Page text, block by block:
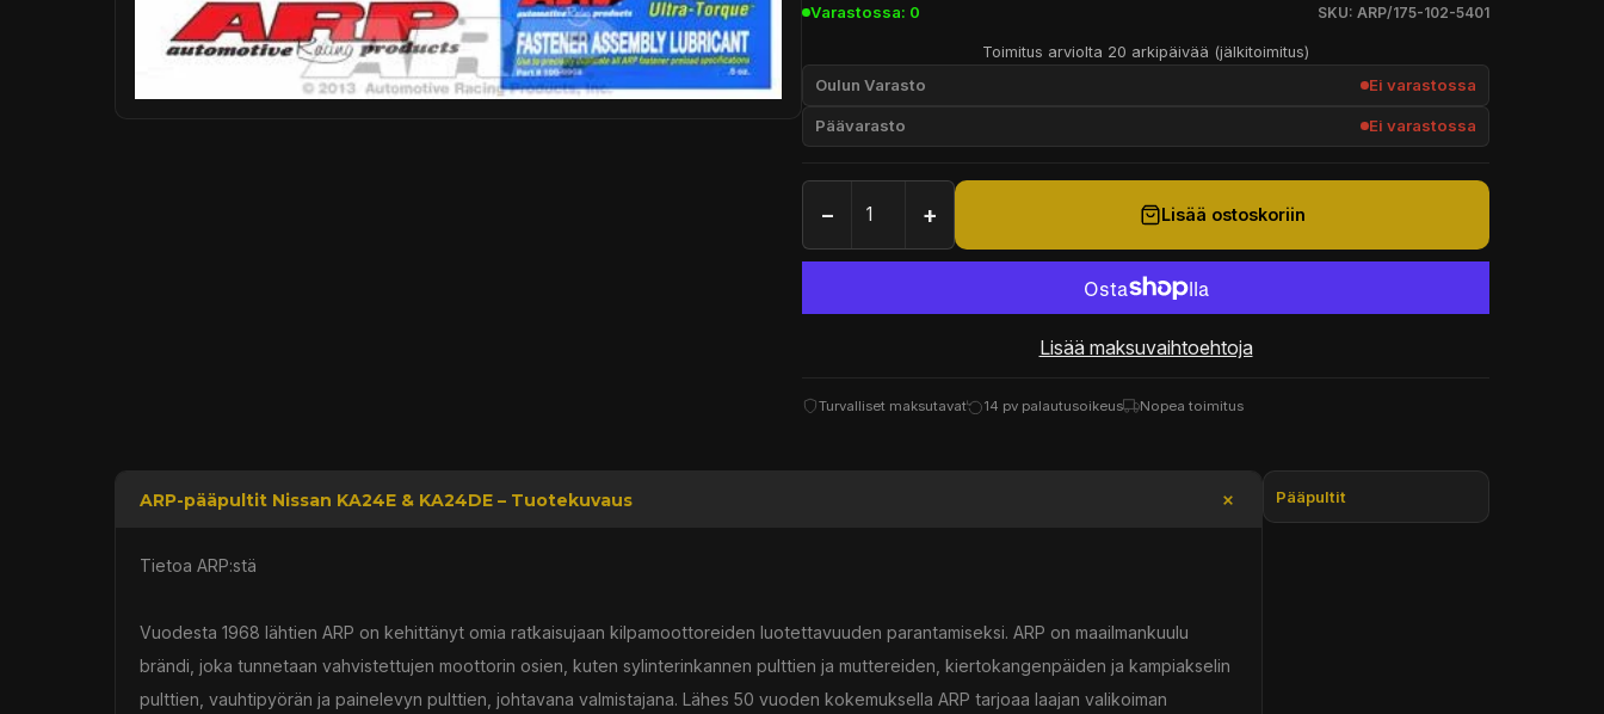
Varastossa: 0 SKU: ARP/175-102-5401
Toimitus arviolta 20 arkipäivää (jälkitoimitus)
Oulun Varasto Ei varastossa
Päävarasto Ei varastossa
− + Lisää ostoskoriin
Lisää maksuvaihtoehtoja
Turvalliset maksutavat 14 pv palautusoikeus Nopea toimitus
ARP-pääpultit Nissan KA24E & KA24DE – Tuotekuvaus
Tietoa ARP:stä
Vuodesta 1968 lähtien ARP on kehittänyt omia ratkaisujaan kilpamoottoreiden luotettavuuden parantamiseksi. ARP on maailmankuulu
brändi, joka tunnetaan vahvistettujen moottorin osien, kuten sylinterinkannen pulttien ja muttereiden, kiertokangenpäiden ja kampiakselin
pulttien, vauhtipyörän ja painelevyn pulttien, johtavana valmistajana. Lähes 50 vuoden kokemuksella ARP tarjoaa laajan valikoiman
Pääpultit